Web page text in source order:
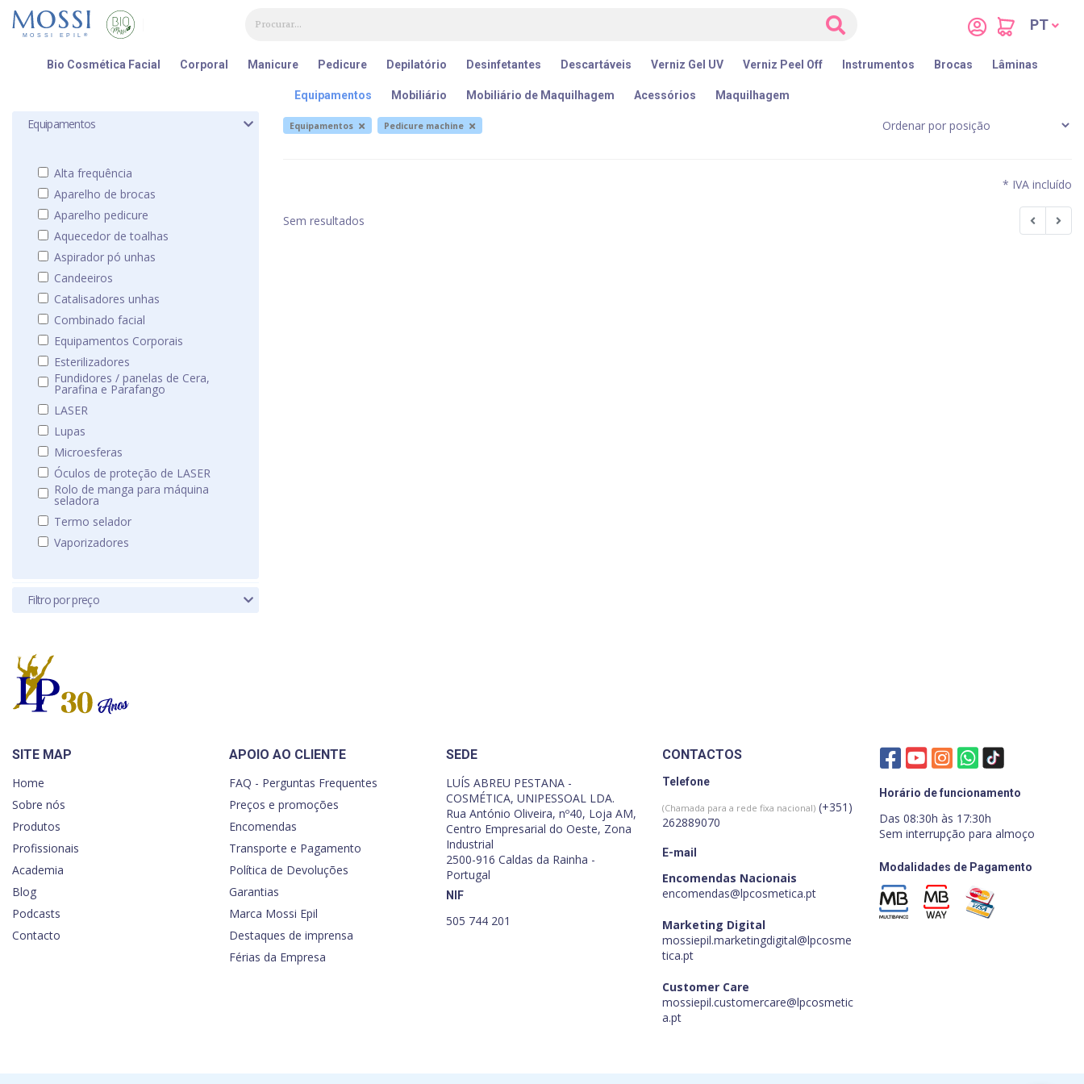
PT
Bio Cosmética Facial Corporal Manicure Pedicure Depilatório Desinfetantes Descartáveis Verniz Gel UV Verniz Peel Off Instrumentos Brocas Lâminas
Equipamentos Mobiliário Mobiliário de Maquilhagem Acessórios Maquilhagem
Equipamentos
Alta frequência
Aparelho de brocas
Aparelho pedicure
Aquecedor de toalhas
Aspirador pó unhas
Candeeiros
Catalisadores unhas
Combinado facial
Equipamentos Corporais
Esterilizadores
Fundidores / panelas de Cera,
Parafina e Parafango
LASER
Lupas
Microesferas
Óculos de proteção de LASER
Rolo de manga para máquina
seladora
Termo selador
Vaporizadores
Filtro por preço
Equipamentos Pedicure machine
* IVA incluído
Sem resultados
SITE MAP
Home
Sobre nós
Produtos
Profissionais
Academia
Blog
Podcasts
Contacto
APOIO AO CLIENTE
FAQ - Perguntas Frequentes
Preços e promoções
Encomendas
Transporte e Pagamento
Política de Devoluções
Garantias
Marca Mossi Epil
Destaques de imprensa
Férias da Empresa
SEDE
LUÍS ABREU PESTANA -
COSMÉTICA, UNIPESSOAL LDA.
Rua António Oliveira, nº40, Loja AM,
Centro Empresarial do Oeste, Zona
Industrial
2500-916 Caldas da Rainha -
Portugal
NIF
505 744 201
CONTACTOS
Telefone
(Chamada para a rede fixa nacional) (+351)
262889070
E-mail
Encomendas Nacionais
encomendas@lpcosmetica.pt
Marketing Digital
mossiepil.marketingdigital@lpcosme
tica.pt
Customer Care
mossiepil.customercare@lpcosmetic
a.pt
Horário de funcionamento
Das 08:30h às 17:30h
Sem interrupção para almoço
Modalidades de Pagamento
Painel de Gerenciamento de Cookies